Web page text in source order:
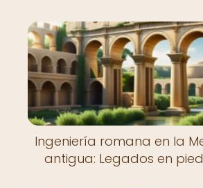
Ingeniería romana en la
antigua: Legados en